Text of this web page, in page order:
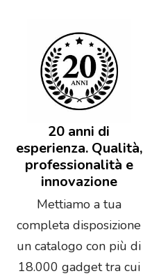
20 anni di
esperienza. Qualità,
professionalità e
innovazione
Mettiamo a tua
completa disposizione
un catalogo con più di
18.000 gadget tra cui